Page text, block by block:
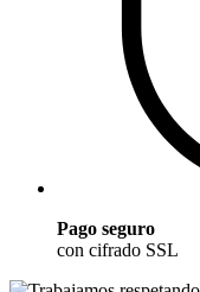
Pago seguro
con cifrado SSL